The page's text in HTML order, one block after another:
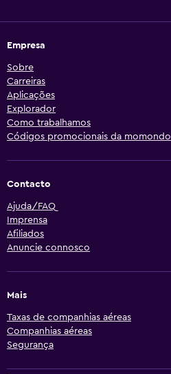
Empresa
Sobre
Carreiras
Aplicações
Explorador
Como trabalhamos
Códigos promocionais da momondo
Contacto
Ajuda/FAQ
Imprensa
Afiliados
Anuncie connosco
Mais
Taxas de companhias aéreas
Companhias aéreas
Segurança